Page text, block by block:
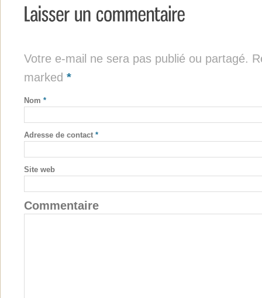
Votre e-mail ne sera pas publié ou partagé.
marked *
Nom *
Adresse de contact *
Site web
Commentaire